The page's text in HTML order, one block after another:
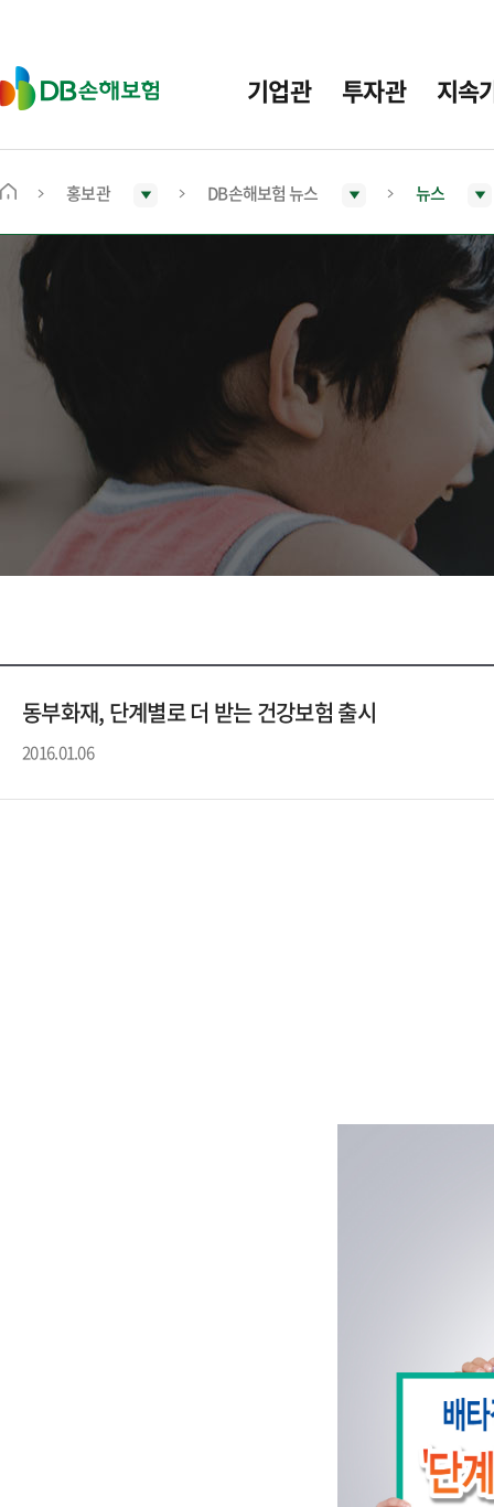
D
B
보
기업관 투자관 지속
메
홍보관 DB손해보험 뉴스 뉴스
동부화재, 단계별로 더 받는 건강보험 출시
2016.01.06